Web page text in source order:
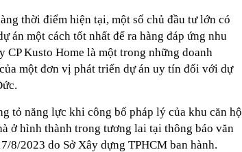
thời điểm hiện tại, một số chủ đầu tư lớn có
án một cách tốt nhất để ra hàng đáp ứng nhu
CP Kusto Home là một trong những doanh
một đơn vị phát triển dự án uy tín đối với dự
tỏ năng lực khi công bố pháp lý của khu căn hộ
ở hình thành trong tương lai tại thông báo văn
8/2023 do Sở Xây dựng TPHCM ban hành.